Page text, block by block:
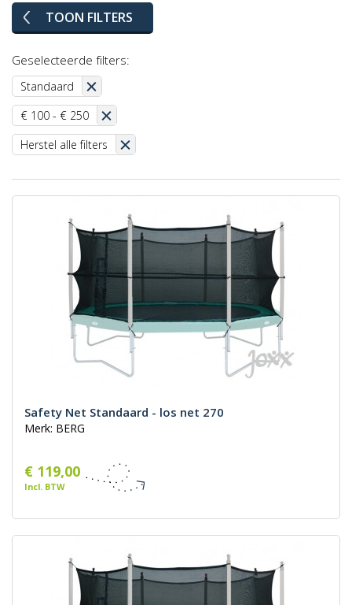
TOON FILTERS
Geselecteerde filters:
Standaard
€ 100 - € 250
Herstel alle filters
Safety Net Standaard - los net 270
Merk: BERG
€ 119,00
Incl. BTW